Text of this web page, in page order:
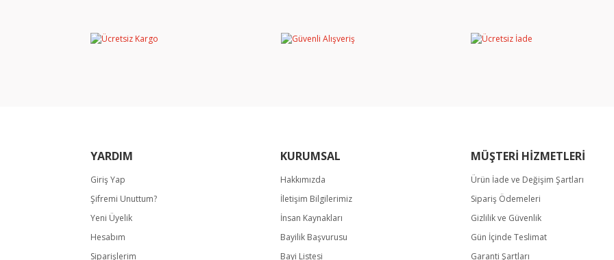
Yorum Yaz
Ürün resmi kalitesiz, bozuk veya görüntülenemiyor.
Gönder
YARDIM
Giriş Yap
Şifremi Unuttum?
Yeni Üyelik
Hesabım
Siparişlerim
KURUMSAL
Hakkımızda
İletişim Bilgilerimiz
İnsan Kaynakları
Bayilik Başvurusu
Bayi Listesi
MÜŞTERİ HİZMETLERİ
Ürün İade ve Değişim Şartları
Sipariş Ödemeleri
Gizlilik ve Güvenlik
Gün İçinde Teslimat
Garanti Şartları